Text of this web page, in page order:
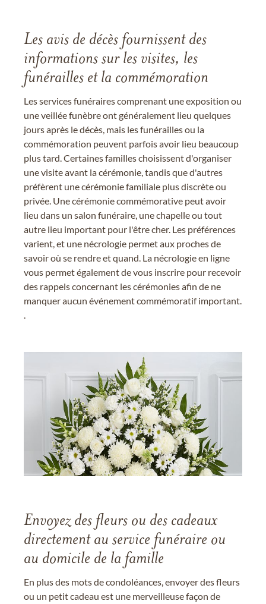
Les avis de décès fournissent des
informations sur les visites, les
funérailles et la commémoration
Les services funéraires comprenant une exposition ou
une veillée funèbre ont généralement lieu quelques
jours après le décès, mais les funérailles ou la
commémoration peuvent parfois avoir lieu beaucoup
plus tard. Certaines familles choisissent d'organiser
une visite avant la cérémonie, tandis que d'autres
préfèrent une cérémonie familiale plus discrète ou
privée. Une cérémonie commémorative peut avoir
lieu dans un salon funéraire, une chapelle ou tout
autre lieu important pour l'être cher. Les préférences
varient, et une nécrologie permet aux proches de
savoir où se rendre et quand. La nécrologie en ligne
vous permet également de vous inscrire pour recevoir
des rappels concernant les cérémonies afin de ne
manquer aucun événement commémoratif important.
Envoyez des fleurs ou des cadeaux
directement au service funéraire ou
au domicile de la famille
En plus des mots de condoléances, envoyer des fleurs
ou un petit cadeau est une merveilleuse façon de